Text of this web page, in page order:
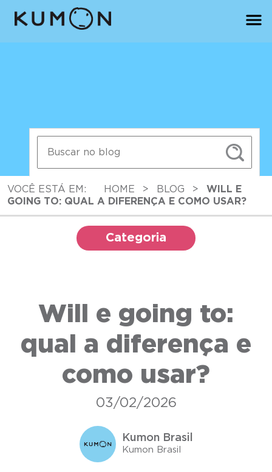
VOCÊ ESTÁ EM: HOME > BLOG >
WILL E
GOING TO: QUAL A DIFERENÇA E COMO USAR?
Categoria
Will e going to:
qual a diferença e
como usar?
03/02/2026
Kumon Brasil
Kumon Brasil